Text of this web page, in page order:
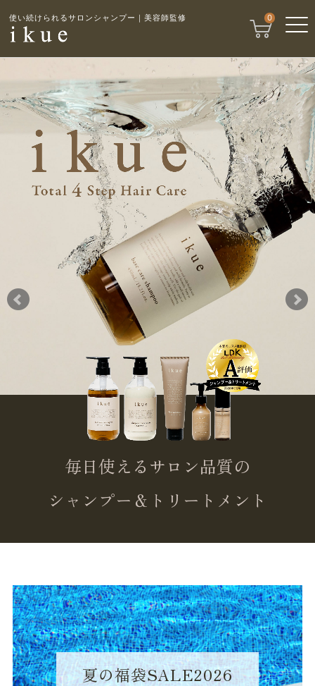
使い続けられるサロンシャンプー｜美容師監修 0
毎日使えるサロン品質の
シャンプー＆トリートメント
夏の福袋SALE2026